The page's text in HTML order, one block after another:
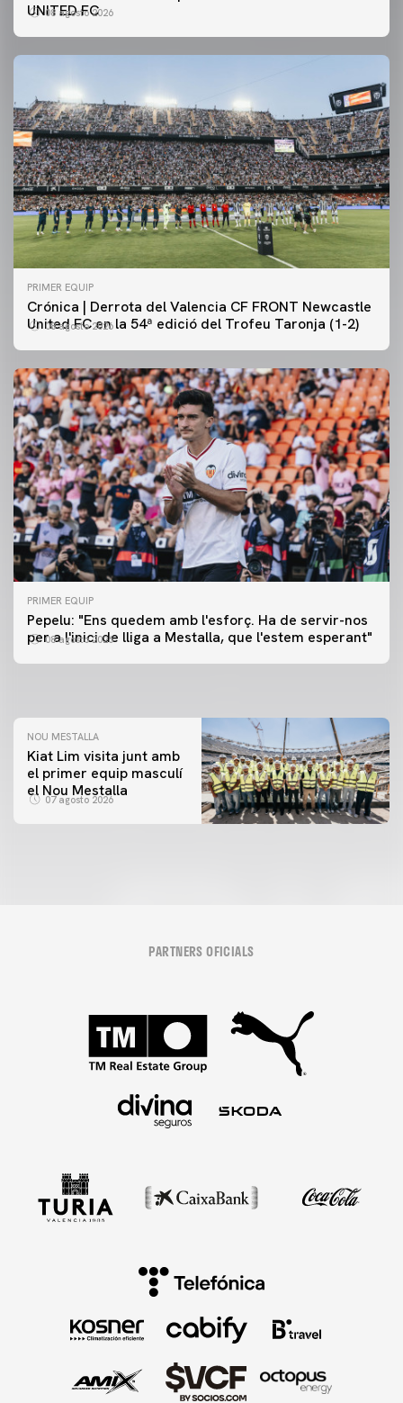
UNITED FC
08 agosto 2026
PRIMER EQUIP
Crónica | Derrota del Valencia CF FRONT Newcastle
United FC en la 54ª edició del Trofeu Taronja (1-2)
08 agosto 2026
PRIMER EQUIP
Pepelu: "Ens quedem amb l'esforç. Ha de servir-nos
per a l'inici de lliga a Mestalla, que l'estem esperant"
08 agosto 2026
PRIMER EQUIP
📸 #ValenciaNUFC
PRIMER EQUIP
MESTALLA 📍
NOU MESTALLA
Kiat Lim visita junt amb
el primer equip masculí
el Nou Mestalla
07 agosto 2026
PARTNERS OFICIALS